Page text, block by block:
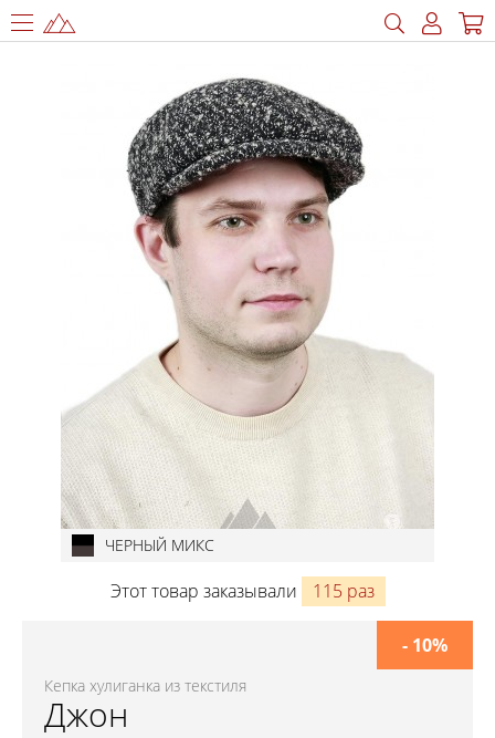
ЧЕРНЫЙ МИКС
Этот товар заказывали 115 раз
Кепка хулиганка из текстиля
Джон
- 10%